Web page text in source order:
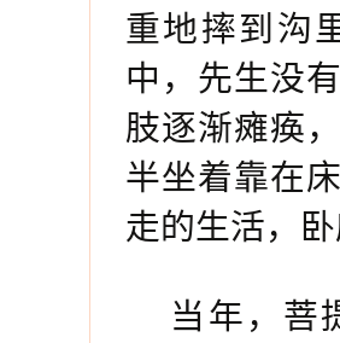
重地摔到沟
中，先生没
肢逐渐瘫痪
半坐着靠在
走的生活，
当年，菩